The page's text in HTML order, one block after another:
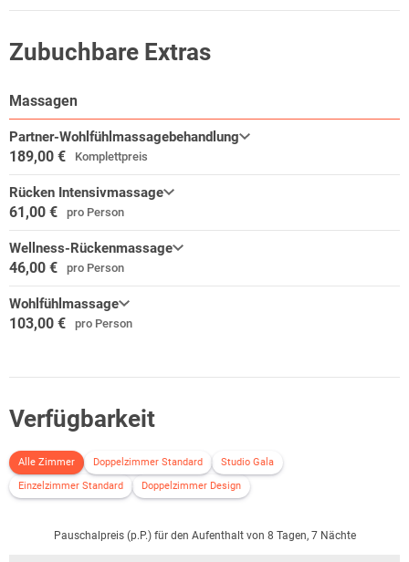
Zubuchbare Extras
Massagen
Partner-Wohlfühlmassagebehandlung
189,00 € Komplettpreis
Rücken Intensivmassage
61,00 € pro Person
Wellness-Rückenmassage
46,00 € pro Person
Wohlfühlmassage
103,00 € pro Person
Verfügbarkeit
Alle Zimmer Doppelzimmer Standard
Studio Gala
Einzelzimmer Standard
Doppelzimmer Design
Pauschalpreis (p.P.) für den Aufenthalt von 8 Tagen, 7 Nächte